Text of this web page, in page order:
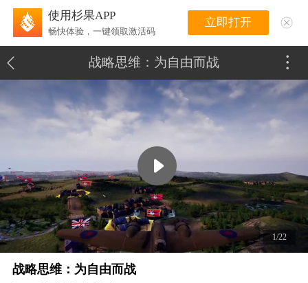
使用杉果APP
畅快体验，一键领取激活码
立即打开
战略思维：为自由而战
1/22
战略思维：为自由而战